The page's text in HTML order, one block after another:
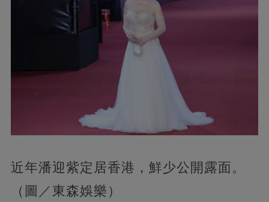
近年潘迎紫定居香港，鮮少公開露面。
（圖／東森娛樂）